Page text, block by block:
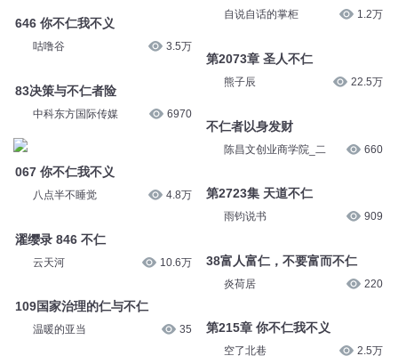
646 你不仁我不义
咕噜谷 3.5万
83决策与不仁者险
中科东方国际传媒 6970
067 你不仁我不义
八点半不睡觉 4.8万
濯缨录 846 不仁
云天河 10.6万
109国家治理的仁与不仁
温暖的亚当 35
自说自话的掌柜 1.2万
第2073章 圣人不仁
熊子辰 22.5万
不仁者以身发财
陈昌文创业商学院_二 660
第2723集 天道不仁
雨钧说书 909
38富人富仁，不要富而不仁
炎荷居 220
第215章 你不仁我不义
空了北巷 2.5万